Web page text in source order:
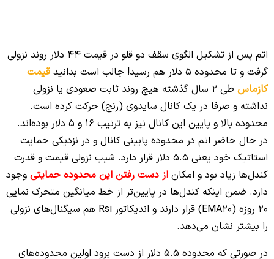
اتم پس از تشکیل الگوی سقف دو قلو در قیمت 44 دلار روند نزولی
گرفت و تا محدوده 5 دلار هم رسید! جالب است بدانید
قیمت
کازماس
طی 2 سال گذشته هیچ روند ثابت صعودی یا نزولی
نداشته و صرفا در یک کانال سایدوی (رنج) حرکت کرده است.
محدوده بالا و پایین این کانال نیز به ترتیب 16 و 5 دلار بوده‌اند.
در حال حاضر اتم در محدوده پایینی کانال و در نزدیکی حمایت
استاتیک خود یعنی 5.5 دلار قرار دارد. شیب نزولی قیمت و قدرت
کندل‌ها زیاد بود و امکان از دست رفتن این محدوده حمایتی وجود
دارد. ضمن اینکه کندل‌ها در پایین‌تر از خط میانگین متحرک نمایی
20 روزه (EMA20) قرار دارند و اندیکاتور Rsi هم سیگنال‌های نزولی
را بیشتر نشان می‌دهد.
در صورتی که محدوده 5.5 دلار از دست برود اولین محدوده‌های